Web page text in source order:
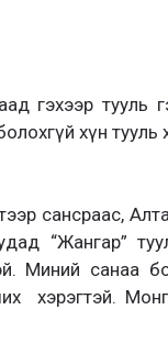
гэхээр тууль
болохгүй хүн
сансраас,
“Жангар”
Миний санаа
хэрэгтэй.